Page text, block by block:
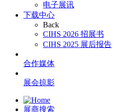
电子展讯
下载中心
Back
CIHS 2026 招展书
CIHS 2025 展后报告
合作媒体
展会掠影
展商搜索